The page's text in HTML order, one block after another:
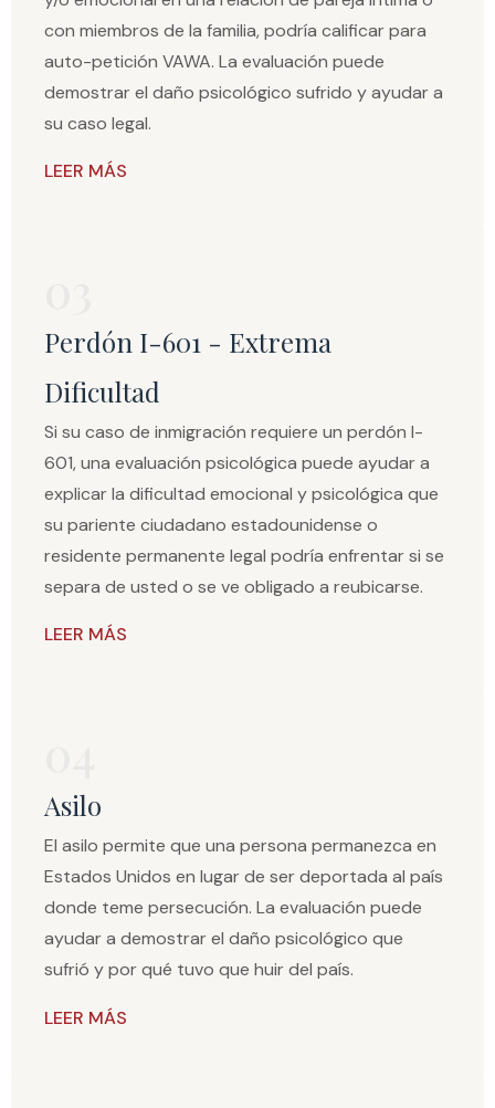
con miembros de la familia, podría calificar para
auto-petición VAWA. La evaluación puede
demostrar el daño psicológico sufrido y ayudar a
su caso legal.
LEER MÁS
Perdón I-601 - Extrema
Dificultad
Si su caso de inmigración requiere un perdón I-
601, una evaluación psicológica puede ayudar a
explicar la dificultad emocional y psicológica que
su pariente ciudadano estadounidense o
residente permanente legal podría enfrentar si se
separa de usted o se ve obligado a reubicarse.
LEER MÁS
Asilo
El asilo permite que una persona permanezca en
Estados Unidos en lugar de ser deportada al país
donde teme persecución. La evaluación puede
ayudar a demostrar el daño psicológico que
sufrió y por qué tuvo que huir del país.
LEER MÁS